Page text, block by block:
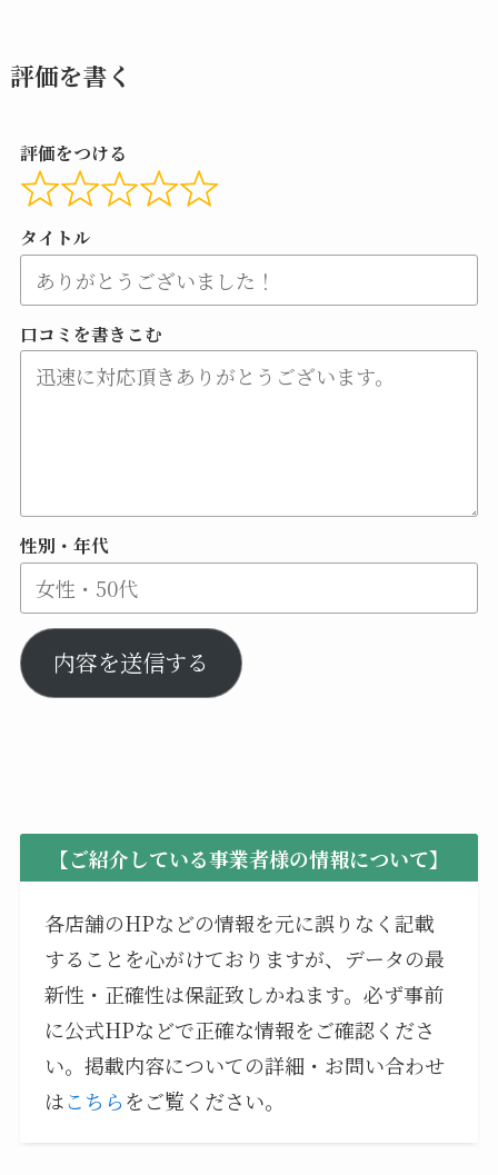
評価を書く
評価をつける
タイトル
口コミを書きこむ
性別・年代
内容を送信する
【ご紹介している事業者様の情報について】
各店舗のHPなどの情報を元に誤りなく記載
することを心がけておりますが、データの最
新性・正確性は保証致しかねます。必ず事前
に公式HPなどで正確な情報をご確認くださ
い。掲載内容についての詳細・お問い合わせ
はこちらをご覧ください。